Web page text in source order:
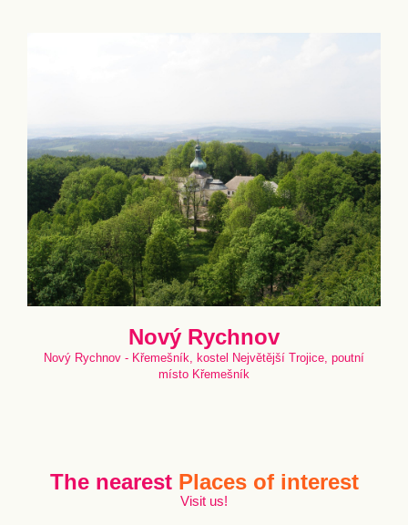
Nový Rychnov
Nový Rychnov - Křemešník, kostel Největější Trojice, poutní
místo Křemešník
The nearest Places of interest
Visit us!